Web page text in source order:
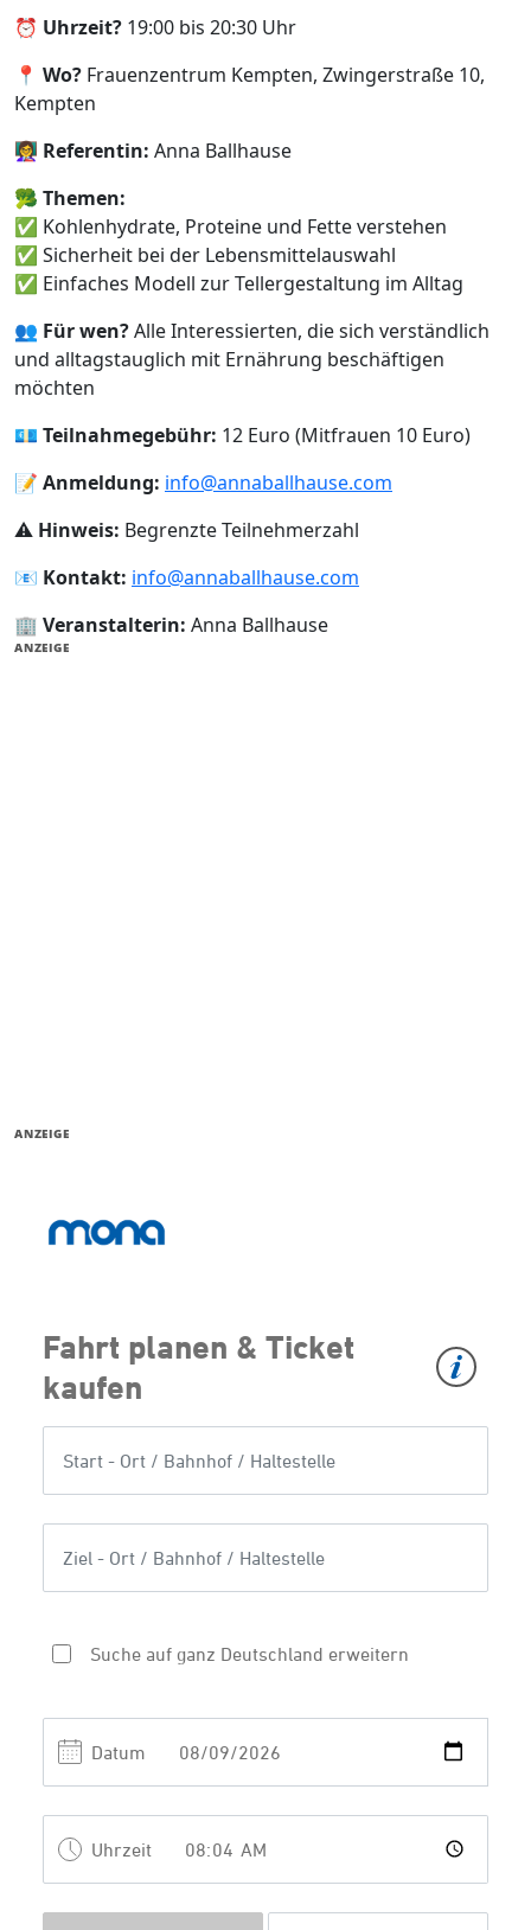
⏰ Uhrzeit? 19:00 bis 20:30 Uhr
📍 Wo? Frauenzentrum Kempten, Zwingerstraße 10,
Kempten
👩‍🏫 Referentin: Anna Ballhause
🥦 Themen:
✅ Kohlenhydrate, Proteine und Fette verstehen
✅ Sicherheit bei der Lebensmittelauswahl
✅ Einfaches Modell zur Tellergestaltung im Alltag
👥 Für wen?Alle Interessierten, die sich verständlich
und alltagstauglich mit Ernährung beschäftigen
möchten
💶 Teilnahmegebühr: 12 Euro (Mitfrauen 10 Euro)
📝 Anmeldung: info@annaballhause.com
⚠️ Hinweis: Begrenzte Teilnehmerzahl
📧 Kontakt: info@annaballhause.com
🏢 Veranstalterin: Anna Ballhause
ANZEIGE
ANZEIGE